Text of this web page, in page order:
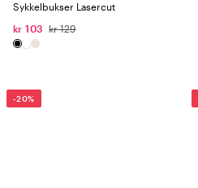
Sykkelbukser Lasercut
kr 103
kr 129
-20%